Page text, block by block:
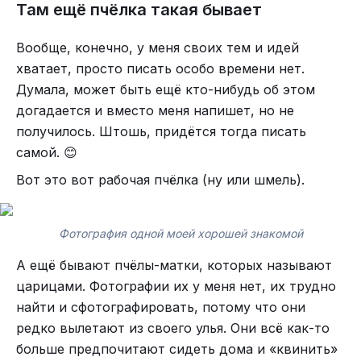
Главный вывод: шмели способны передавать
друг другу положительное состояние за секунды
обычного визуального контакта. Это значит, что
их социальная жизнь и внутренние состояния
Авторы исследования также отмечают, что если
возможно, стресс и негатив тоже могут
передаваться через группу. Это важно для ухода
за пчелами в хозяйствах: атмосфера в улье
может играть такую же роль, как питание и
здоровье.
impatiens могутнаучитьсяожидать награды
Кроме того, шмели отслеживаютскорость, с
которой нектар возобновляется в тех или иных
цветах. Брачные крики самцов могут
потребовать от
самоксверчковчувствительности к их
временным характеристикам — длительности и
периодичности. Однако медоносные пчелы
Лондонского университета королевы Марии под
руководством Александера Дэвидсона
(Alexander Davidson) сосредоточила свое
внимание на земляных шмелях (Bombus
terrestris). Они хотели узнать, могут ли эти
Там ещё пчёлка такая бывает
Вообще, конечно, у меня своих тем и идей
хватает, просто писать особо времени нет.
Думала, может быть ещё кто-нибудь об этом
догадается и вместо меня напишет, но не
получилось. Штошь, придётся тогда писать
самой. 😊
Вот это вот рабочая пчёлка (ну или шмель).
Фотография одной моей хорошей знакомой
А ещё бывают пчёлы-матки, которых называют
царицами. Фотографии их у меня нет, их трудно
найти и сфотографировать, потому что они
редко вылетают из своего улья. Они всё как-то
больше предпочитают сидеть дома и «квинить»